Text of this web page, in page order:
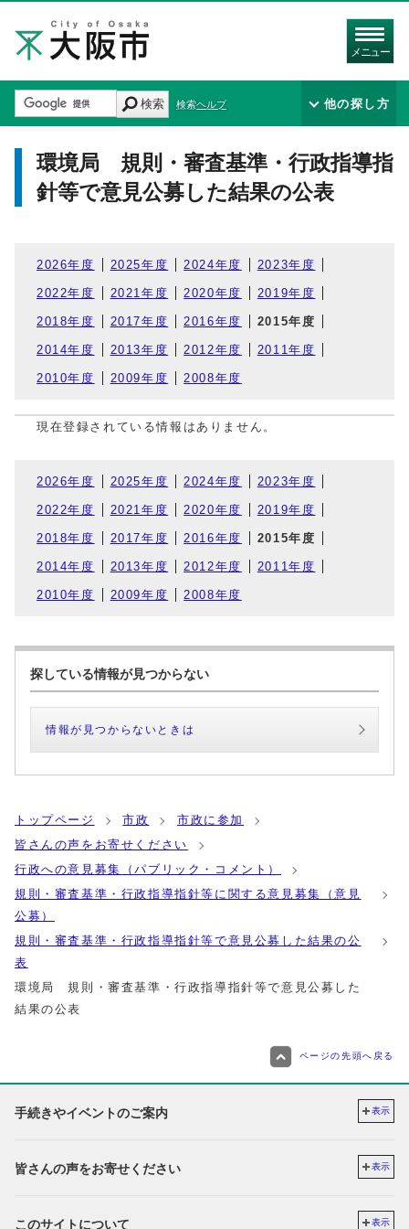
メニュー
検索 検索ヘルプ 他の探し方
環境局 規則・審査基準・行政指導指
針等で意見公募した結果の公表
2026年度 2025年度 2024年度 2023年度
2022年度 2021年度 2020年度 2019年度
2018年度 2017年度 2016年度 2015年度
2014年度 2013年度 2012年度 2011年度
2010年度 2009年度 2008年度
現在登録されている情報はありません。
2026年度 2025年度 2024年度 2023年度
2022年度 2021年度 2020年度 2019年度
2018年度 2017年度 2016年度 2015年度
2014年度 2013年度 2012年度 2011年度
2010年度 2009年度 2008年度
探している情報が見つからない
情報が見つからないときは
トップページ 市政
市政に参加
皆さんの声をお寄せください
行政への意見募集（パブリック・コメント）
規則・審査基準・行政指導指針等に関する意見募集（意見
公募）
規則・審査基準・行政指導指針等で意見公募した結果の公
表
環境局 規則・審査基準・行政指導指針等で意見公募した
結果の公表
ページの先頭へ戻る
手続きやイベントのご案内 表示
皆さんの声をお寄せください 表示
このサイトについて 表示